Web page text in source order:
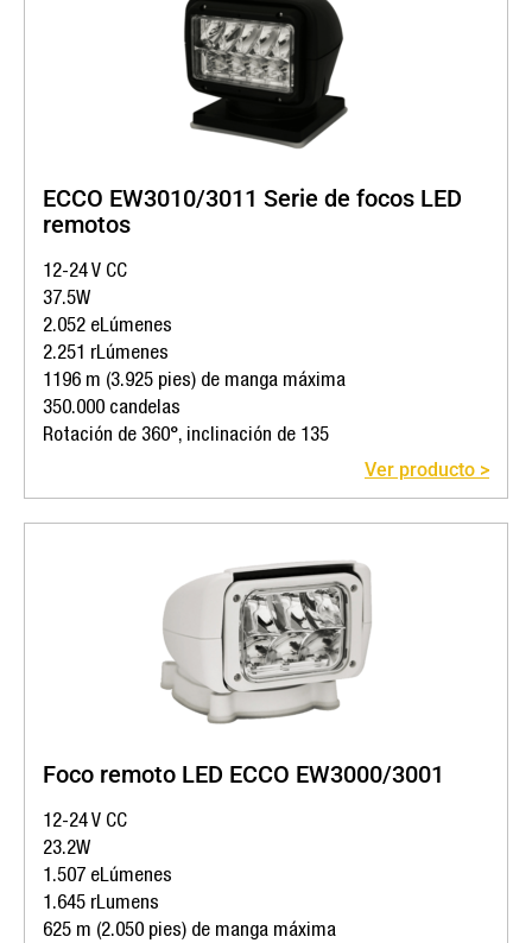
ECCO EW3010/3011 Serie de focos LED
remotos
12-24 V CC
37.5W
2.052 eLúmenes
2.251 rLúmenes
1196 m (3.925 pies) de manga máxima
350.000 candelas
Rotación de 360°, inclinación de 135
Ver producto >
Foco remoto LED ECCO EW3000/3001
12-24 V CC
23.2W
1.507 eLúmenes
1.645 rLumens
625 m (2.050 pies) de manga máxima